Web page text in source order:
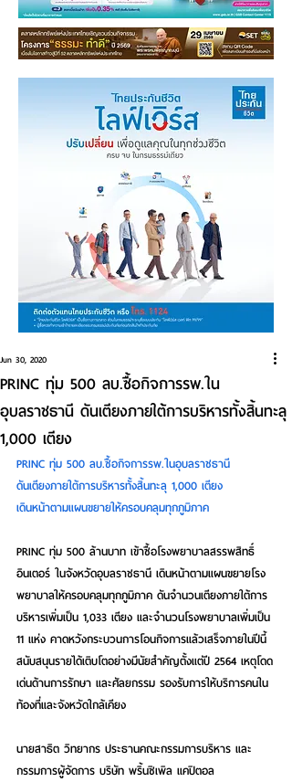
PRINC ทุ่ม 500 ลบ.ซื้อกิจการรพ.ใน
อุบลราชธานี ดันเตียงภายใต้การบริหารทั้งสิ้นทะลุ
1,000 เตียง
Jun 30, 2020
PRINC ทุ่ม 500 ลบ.ซื้อกิจการรพ.ในอุบลราชธานี
ดันเตียงภายใต้การบริหารทั้งสิ้นทะลุ 1,000 เตียง
เดินหน้าตามแผนขยายให้ครอบคลุมทุกภูมิภาค
PRINC ทุ่ม 500 ล้านบาท เข้าซื้อโรงพยาบาลสรรพสิทธิ์
อินเตอร์ ในจังหวัดอุบลราชธานี เดินหน้าตามแผนขยายโรง
พยาบาลให้ครอบคลุมทุกภูมิภาค ดันจำนวนเตียงภายใต้การ
บริหารเพิ่มเป็น 1,033 เตียง และจำนวนโรงพยาบาลเพิ่มเป็น
11 แห่ง คาดหวังกระบวนการโอนกิจการแล้วเสร็จภายในปีนี้
สนับสนุนรายได้เติบโตอย่างมีนัยสำคัญตั้งแต่ปี 2564 เหตุโดด
เด่นด้านการรักษา และศัลยกรรม รองรับการให้บริการคนใน
ท้องที่และจังหวัดใกล้เคียง
นายสาธิต วิทยากร ประธานคณะกรรมการบริหาร และ
กรรมการผู้จัดการ บริษัท พริ้นซิเพิล แคปิตอล